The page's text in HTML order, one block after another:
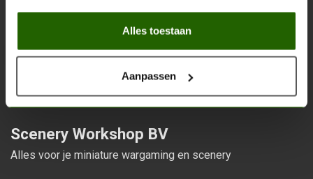
Alles toestaan
Aanpassen
Scenery Workshop BV
Alles voor je miniature wargaming en scenery